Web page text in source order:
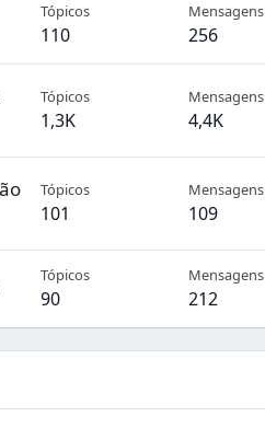
Tópicos
110
Mensagens
256
Tópicos
1,3K
Mensagens
4,4K
Tópicos
101
Mensagens
109
Tópicos
90
Mensagens
212